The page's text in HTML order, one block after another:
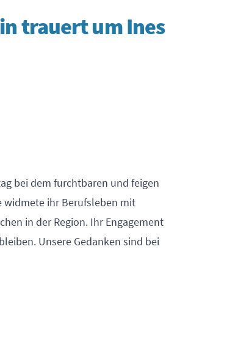
trauert um Ines
bei dem furchtbaren und feigen
widmete ihr Berufsleben mit
in der Region. Ihr Engagement
Unsere Gedanken sind bei